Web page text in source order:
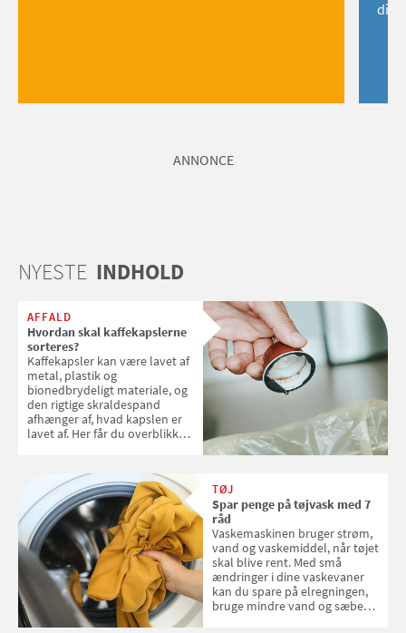
dig!
ANNONCE
NYESTE INDHOLD
AFFALD
Hvordan skal kaffekapslerne
sorteres?
Kaffekapsler kan være lavet af
metal, plastik og
bionedbrydeligt materiale, og
den rigtige skraldespand
afhænger af, hvad kapslen er
lavet af. Her får du overblikket
TØJ
Spar penge på tøjvask med 7
råd
Vaskemaskinen bruger strøm,
vand og vaskemiddel, når tøjet
skal blive rent. Med små
ændringer i dine vaskevaner
kan du spare på elregningen,
bruge mindre vand og sæbe